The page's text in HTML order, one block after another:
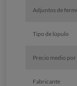
Adjuntos de
Tipo de lúpulo
Precio medio
Fabricante